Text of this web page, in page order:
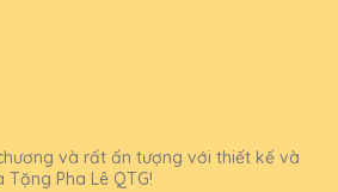
và rất ấn tượng với thiết kế và
Pha Lê QTG!